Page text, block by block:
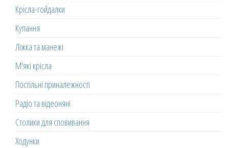
Крісла-гойдалки
Купання
Ліжка та манежі
М'які крісла
Постільні приналежності
Радіо та відеоняні
Столики для сповивання
Ходунки